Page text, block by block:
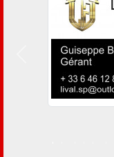
Précedent